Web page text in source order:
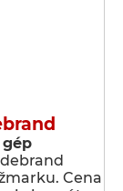
Cena